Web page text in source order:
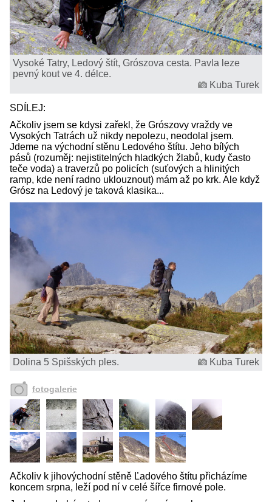
Vysoké Tatry, Ledový štít, Grószova cesta. Pavla leze
pevný kout ve 4. délce.
Kuba Turek
SDÍLEJ:
Ačkoliv jsem se kdysi zařekl, že Grószovy vraždy ve
Vysokých Tatrách už nikdy nepolezu, neodolal jsem.
Jdeme na východní stěnu Ledového štítu. Jeho bílých
pásů (rozuměj: nejistitelných hladkých žlabů, kudy často
teče voda) a traverzů po policích (suťových a hlinitých
ramp, kde není radno uklouznout) mám až po krk. Ale když
Grósz na Ledový je taková klasika...
Dolina 5 Spišských ples. Kuba Turek
fotogalerie
Ačkoliv k jihovýchodní stěně Ľadového štítu přicházíme
koncem srpna, leží pod ní v celé šířce firnové pole.